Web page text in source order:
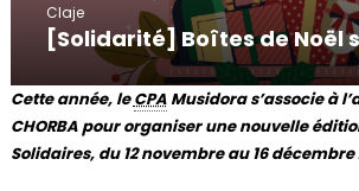
Claje
[Solidarité] Boîtes de Noël
Cette année, leCPAMusidora s’associe à
CHORBA pour organiser une nouvelle
Solidaires, du 12 novembre au 16 décembre